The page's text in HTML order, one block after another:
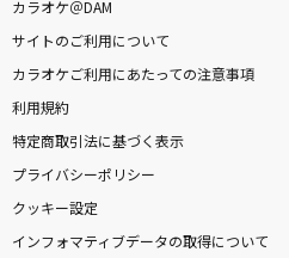
カラオケ＠DAM
サイトのご利用について
カラオケご利用にあたっての注意事項
利用規約
特定商取引法に基づく表示
プライバシーポリシー
クッキー設定
インフォマティブデータの取得について